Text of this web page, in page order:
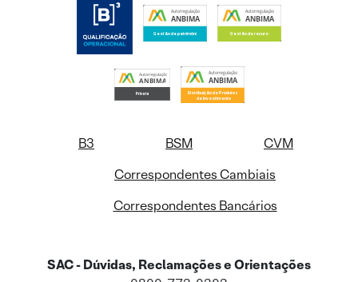
B3 BSM
CVM
Correspondentes Cambiais
Correspondentes Bancários
SAC - Dúvidas, Reclamações e Orientações